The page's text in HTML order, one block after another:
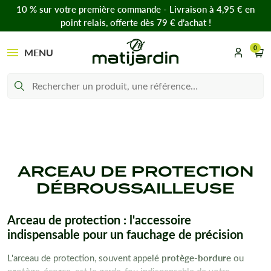
10 % sur votre première commande - Livraison à 4,95 € en
point relais, offerte dès 79 € d’achat !
MENU 0
ARCEAU DE PROTECTION
DÉBROUSSAILLEUSE
Arceau de protection : l'accessoire
indispensable pour un fauchage de précision
L'arceau de protection, souvent appelé protège-bordure ou